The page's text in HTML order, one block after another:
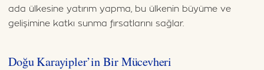
ada ülkesine yatırım yapma, bu ülkenin büyüme ve
gelişimine katkı sunma fırsatlarını sağlar.
Doğu Karayipler’in Bir Mücevheri